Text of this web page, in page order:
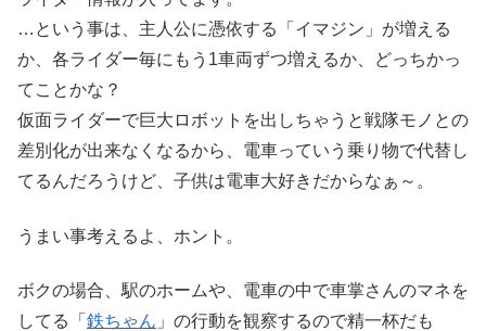
…という事は、主人公に憑依する「イマジン」が増える
か、各ライダー毎にもう1車両ずつ増えるか、どっちかっ
てことかな？
仮面ライダーで巨大ロボットを出しちゃうと戦隊モノとの
差別化が出来なくなるから、電車っていう乗り物で代替し
てるんだろうけど、子供は電車大好きだからなぁ～。
うまい事考えるよ、ホント。
ボクの場合、駅のホームや、電車の中で車掌さんのマネを
してる「 鉄ちゃん 」の行動を観察するので精一杯だも